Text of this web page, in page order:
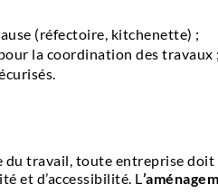
(réfectoire, kitchenette) ;
la coordination des travaux ;
du travail, toute entreprise
et d’accessibilité. L